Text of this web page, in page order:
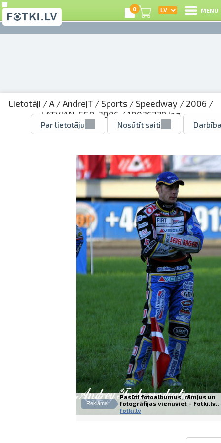
0 MENU
Lietotāji /A/AndrejT/ Sports/ Speedway / 2006 /
LATVIAN_SGP_2006/ 10026279.jpg
Par lietotāju Nosūtīt saiti
Reklāma
Pasūti fotoalbumus, rāmjus un
fotogrāfijas vienuviet – Fotki.lv..
fotki.lv